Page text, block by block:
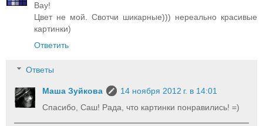
Вау!
Цвет не мой. Свотчи шикарные))) нереально красивые
картинки)
Ответить
Ответы
Маша Зуйкова
14 ноября 2012 г. в 14:01
Спасибо, Саш! Рада, что картинки понравились! =)